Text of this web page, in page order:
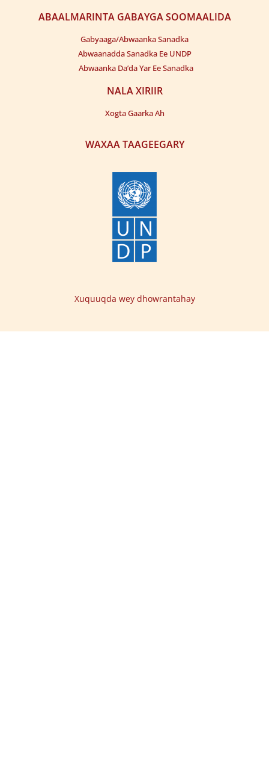
ABAALMARINTA GABAYGA SOOMAALIDA
Gabyaaga/Abwaanka Sanadka
Abwaanadda Sanadka Ee UNDP
Abwaanka Da’da Yar Ee Sanadka
NALA XIRIIR
Xogta Gaarka Ah
WAXAA TAAGEEGARY
Xuquuqda wey dhowrantahay